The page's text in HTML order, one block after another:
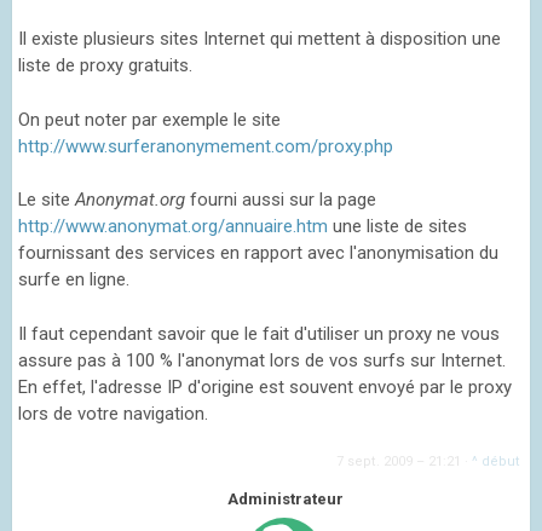
Il existe plusieurs sites Internet qui mettent à disposition une
liste de proxy gratuits.
On peut noter par exemple le site
http://www.surferanonymement.com/proxy.php
Le siteAnonymat.org fourni aussi sur la page
http://www.anonymat.org/annuaire.htm une liste de sites
fournissant des services en rapport avec l'anonymisation du
surfe en ligne.
Il faut cependant savoir que le fait d'utiliser un proxy ne vous
assure pas à 100 % l'anonymat lors de vos surfs sur Internet.
En effet, l'adresse IP d'origine est souvent envoyé par le proxy
lors de votre navigation.
7 sept. 2009 – 21:21 ^ début
Administrateur